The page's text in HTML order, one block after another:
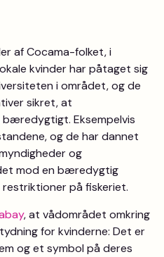
af Cocama-folket, i
kvinder har påtaget sig
i området, og de
sikret, at
Eksempelvis
og de har dannet
og
mod en bæredygtig
på fiskeriet.
, at vådområdet omkring
for kvinderne: Det er
og et symbol på deres